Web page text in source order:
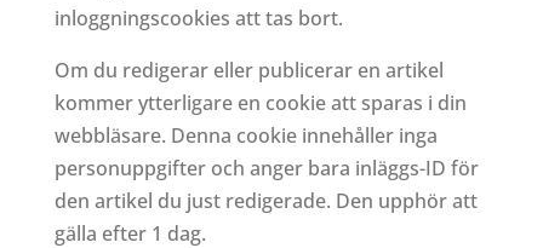
inloggningscookies att tas bort.
Om du redigerar eller publicerar en artikel
kommer ytterligare en cookie att sparas i din
webbläsare. Denna cookie innehåller inga
personuppgifter och anger bara inläggs-ID för
den artikel du just redigerade. Den upphör att
gälla efter 1 dag.